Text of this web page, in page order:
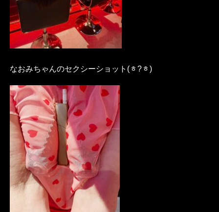
なおみちゃんのセクシーショット(ᇂ?ᇂ)